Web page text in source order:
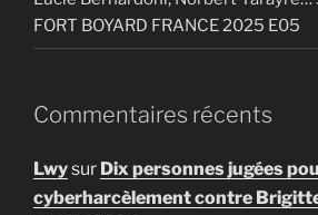
FORT BOYARD FRANCE 2025 E05
Commentaires récents
Lwysur Dix personnes jugées
cyberharcèlement contre